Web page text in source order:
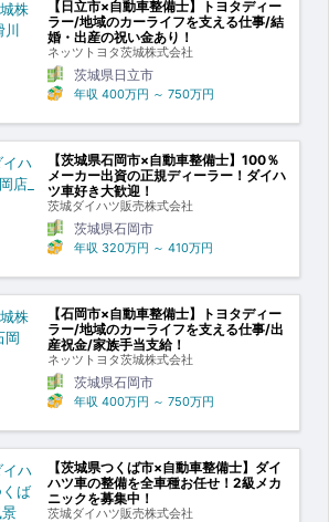
【日立市×自動車整備士】トヨタディー
ラー/地域のカーライフを支える仕事/結
婚・出産の祝い金あり！
ネッツトヨタ茨城株式会社
茨城県日立市
年収 400万円 ～ 750万円
【茨城県石岡市×自動車整備士】100％
メーカー出資の正規ディーラー！ダイハ
ツ車好き大歓迎！
茨城ダイハツ販売株式会社
茨城県石岡市
年収 320万円 ～ 410万円
【石岡市×自動車整備士】トヨタディー
ラー/地域のカーライフを支える仕事/出
産祝金/家族手当支給！
ネッツトヨタ茨城株式会社
茨城県石岡市
年収 400万円 ～ 750万円
【茨城県つくば市×自動車整備士】ダイ
ハツ車の整備を全車種お任せ！2級メカ
ニックを募集中！
茨城ダイハツ販売株式会社